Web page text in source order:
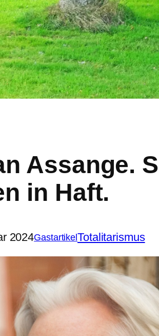
Assange.
in Haft.
2024GastartikelTotalitarismus